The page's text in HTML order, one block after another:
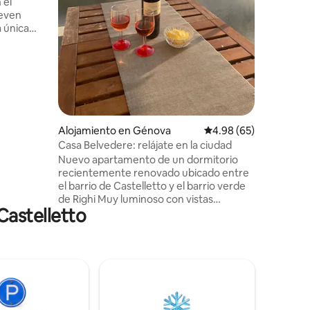
única
Alojamiento en Génova Calificación
4.98 (65)
Casa Belvedere: relájate en la ciudad
Nuevo apartamento de un dormitorio
recientemente renovado ubicado entre
el barrio de Castelletto y el barrio verde
de Righi Muy luminoso con vistas
espectaculares de la ciudad, tiene un
dormitorio espacioso con una cama
gratuito reservado. El apartamento está
a 15 minutos a pie del centro y del